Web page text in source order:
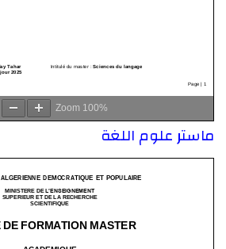
Zoom 100%
ماستر علوم اللغة